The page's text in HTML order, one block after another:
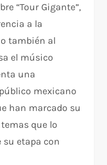
“Tour Gigante”,
a la
también al
el músico
una
mexicano
han marcado su
que lo
etapa con